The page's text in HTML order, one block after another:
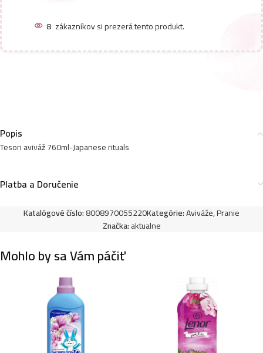
2,95€
2,55€
2,95€
Tesori aviváž 760ml/ 38praní -Persian Dream
€
8 zákazníkov si prezerá tento produkt.
Popis
Tesori aviváž 760ml-Japanese rituals
Platba a Doručenie
Katalógové číslo:8008970055220Kategórie:Aviváže,Pranie
Značka:aktualne
Mohlo by sa Vám páčiť